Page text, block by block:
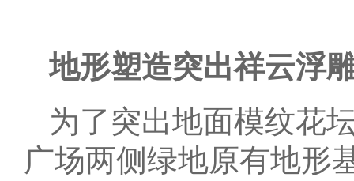
地形塑造突出祥云浮
为了突出地面模纹花
广场两侧绿地原有地形